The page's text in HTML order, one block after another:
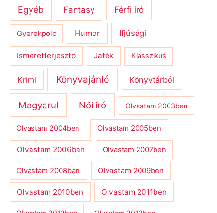
Egyéb Fantasy Férfi író
Gyerekpolc Humor Ifjúsági
Ismeretterjesztő Játék Klasszikus
Krimi Könyvajánló Könyvtárból
Magyarul Női író Olvastam 2003ban
Olvastam 2004ben Olvastam 2005ben
Olvastam 2006ban Olvastam 2007ben
Olvastam 2008ban Olvastam 2009ben
Olvastam 2010ben Olvastam 2011ben